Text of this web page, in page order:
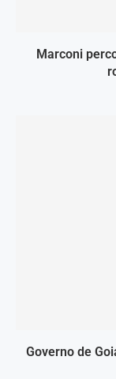
Marconi
Governo de